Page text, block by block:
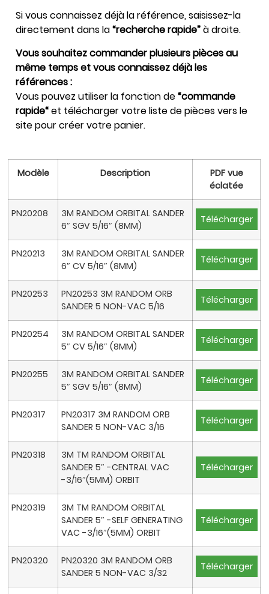
Si vous connaissez déjà la référence, saisissez-la
directement dans la“recherche rapide”à droite.
Vous souhaitez commander plusieurs pièces au
même temps et vous connaissez déjà les
références :
Vous pouvez utiliser la fonction de“commande
rapide“et télécharger votre liste de pièces vers le
site pour créer votre panier.
Modèle Description
PDF vue
éclatée
PN20208
3M RANDOM ORBITAL SANDER
6″ SGV 5/16″ (8MM)
Télécharger
PN20213
3M RANDOM ORBITAL SANDER
6″ CV 5/16″ (8MM)
Télécharger
PN20253
PN20253 3M RANDOM ORB
SANDER 5 NON-VAC 5/16
Télécharger
PN20254
3M RANDOM ORBITAL SANDER
5″ CV 5/16″ (8MM)
Télécharger
PN20255
3M RANDOM ORBITAL SANDER
5″ SGV 5/16″ (8MM)
Télécharger
PN20317
PN20317 3M RANDOM ORB
SANDER 5 NON-VAC 3/16
Télécharger
PN20318
3M TM RANDOM ORBITAL
SANDER 5″ -CENTRAL VAC
-3/16″(5MM) ORBIT
Télécharger
PN20319
3M TM RANDOM ORBITAL
SANDER 5″ -SELF GENERATING
VAC -3/16″(5MM) ORBIT
Télécharger
PN20320
PN20320 3M RANDOM ORB
SANDER 5 NON-VAC 3/32
Télécharger